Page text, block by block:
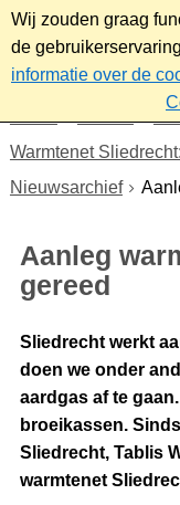
Wij zouden graag
de
informatie over de
Warmtenet
Nieuwsarchief
Aanleg
gereed
Sliedrecht werkt
doen we onder
aardgas af te
broeikassen.
Sliedrecht, Tablis
warmtenet